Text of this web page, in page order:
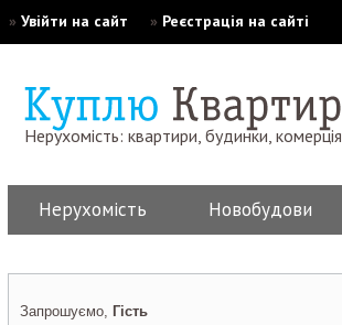
» Увійти на сайт » Реєстрація на сайті
Нерухомість: квартири, будинки, комерція
Нерухомість Новобудови
Запрошуємо, Гість